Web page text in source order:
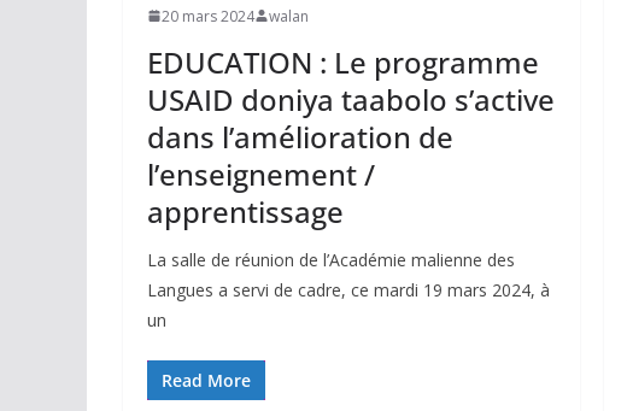
20 mars 2024 walan
EDUCATION : Le programme
USAID doniya taabolo s’active
dans l’amélioration de
l’enseignement /
apprentissage
La salle de réunion de l’Académie malienne des
Langues a servi de cadre, ce mardi 19 mars 2024, à
un
Read More